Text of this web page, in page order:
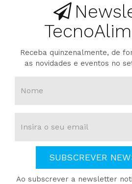
Receba quinzenalmente, de
as novidades e eventos no
SUBSCREVER
Ao subscrever a newsletter